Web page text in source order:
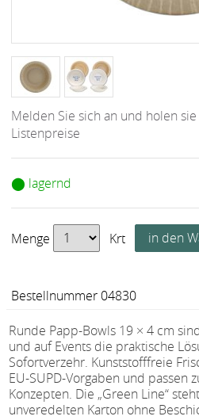
Melden Sie sich an und holen
Listenpreise
⬤ lagernd
Menge Krt
Bestellnummer 04830
Runde Papp-Bowls 19 × 4 cm
und auf Events die praktische
Sofortverzehr. Kunststofffreie
EU-SUPD-Vorgaben und passen
Konzepten. Die „Green Line“
unveredelten Karton ohne